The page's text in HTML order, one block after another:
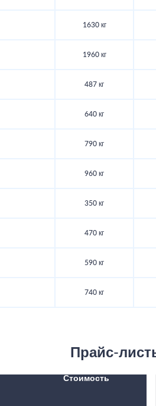
1630 кг
1960 кг
487 кг
640 кг
790 кг
960 кг
350 кг
470 кг
590 кг
740 кг
Прайс-
Стоимость